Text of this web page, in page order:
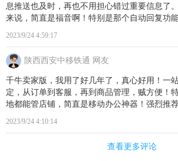
2023/9/24 4:59:17
息推送也及时，再也不用担心错过重要信息了
来说，简直是福音啊！特别是那个自动回复功
陕西西安中移铁通 网友
2023/9/24 4:10:14
千牛卖家版，我用了好几年了，真心好用！一
定，从订单到客服，再到商品管理，贼方便！
地都能管店铺，简直是移动办公神器！强烈推
查看更多评论